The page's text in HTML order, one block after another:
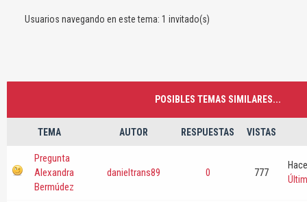
Usuarios navegando en este tema: 1 invitado(s)
POSIBLES TEMAS SIMILARES...
TEMA AUTOR RESPUESTAS VISTAS
Pregunta
Alexandra
Bermúdez
danieltrans89 0 777